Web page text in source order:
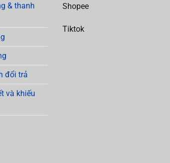
& thanh
đổi trả
và khiếu
Shopee
Tiktok